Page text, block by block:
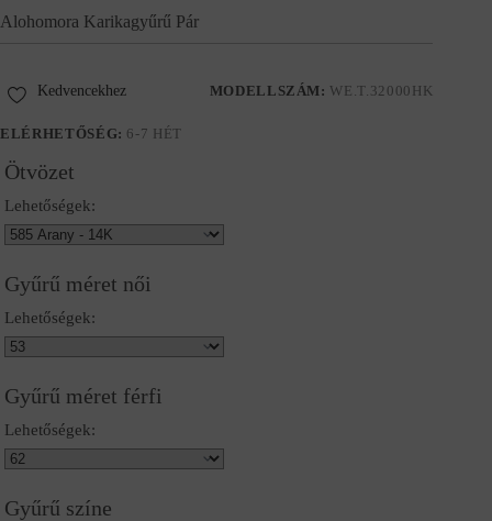
Alohomora Karikagyűrű Pár
MODELLSZÁM: WE.T.32000HK
ELÉRHETŐSÉG: 6-7 HÉT
Kedvencekhez
Ötvözet
Lehetőségek:
Gyűrű méret női
Lehetőségek:
Gyűrű méret férfi
Lehetőségek:
Gyűrű színe